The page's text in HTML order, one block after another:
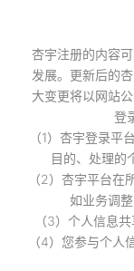
杏宇注册的内容
发展。更新后的
大变更将以网站
登
（1）杏宇登录
目的、处理的
（2）杏宇平台在
如业务调
（3）个人信息
（4）您参与个人